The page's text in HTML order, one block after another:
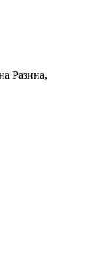
Разина,